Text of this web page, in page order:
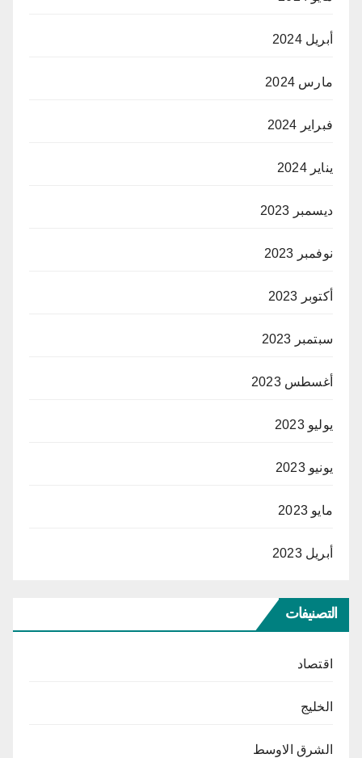
أبريل 2024
مارس 2024
فبراير 2024
يناير 2024
ديسمبر 2023
نوفمبر 2023
أكتوبر 2023
سبتمبر 2023
أغسطس 2023
يوليو 2023
يونيو 2023
مايو 2023
أبريل 2023
التصنيفات
اقتصاد
الخليج
الشرق الاوسط